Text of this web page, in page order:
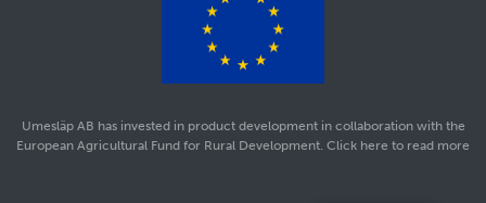
Umesläp AB has invested in product development in collaboration with the
European Agricultural Fund for Rural Development. Click here to read more